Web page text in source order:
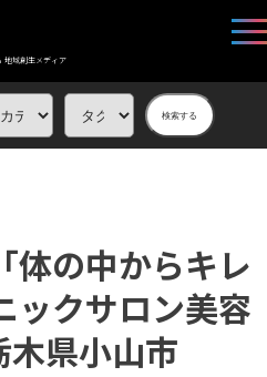
地域創生メディア
検索する
体の中からキレ
ックサロン美容
県小山市